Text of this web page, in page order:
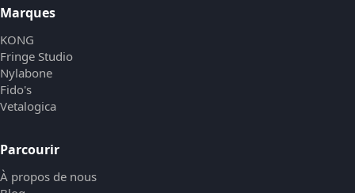
Marques
KONG
Fringe Studio
Nylabone
Fido's
Vetalogica
Parcourir
À propos de nous